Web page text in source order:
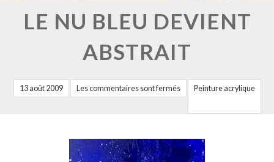
LE NU BLEU DEVIENT
ABSTRAIT
13 août 2009 Les commentaires sont fermés Peinture acrylique